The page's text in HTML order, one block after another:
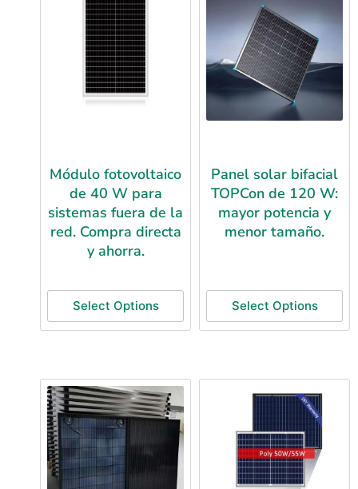
Módulo fotovoltaico
de 40 W para
sistemas fuera de la
red. Compra directa
y ahorra.
Select Options
Panel solar bifacial
TOPCon de 120 W:
mayor potencia y
menor tamaño.
Select Options